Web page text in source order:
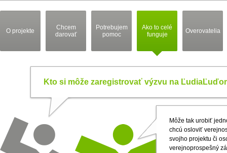
O projekte
Chcem
darovať
Potrebujem
pomoc
Ako to celé
funguje
Overovatelia
Kto si môže zaregistrovať výzvu na
Môže tak urobiť
chcú osloviť
svojho projektu či
verejnoprospešný